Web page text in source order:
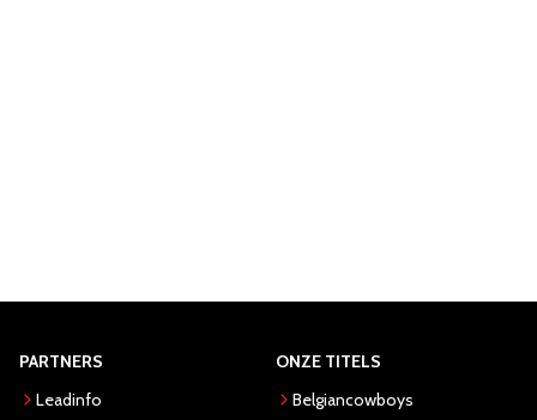
PARTNERS
Leadinfo
ONZE TITELS
Belgiancowboys